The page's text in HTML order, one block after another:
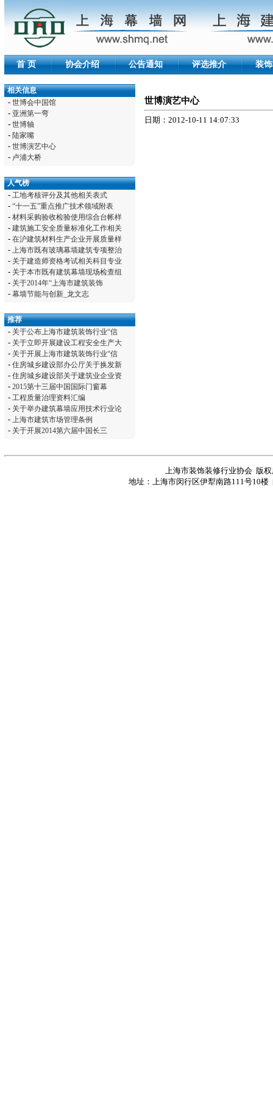
首 页 协会介绍 公告通知 评选推介 装
相关信息
- 世博会中国馆
- 亚洲第一弯
- 世博轴
- 陆家嘴
- 世博演艺中心
- 卢浦大桥
人气榜
- 工地考核评分及其他相关表式
- “十一五”重点推广技术领域附表
- 材料采购验收检验使用综合台帐样
- 建筑施工安全质量标准化工作相关
- 在沪建筑材料生产企业开展质量样
- 上海市既有玻璃幕墙建筑专项整治
- 关于建造师资格考试相关科目专业
- 关于本市既有建筑幕墙现场检查组
- 关于2014年“上海市建筑装饰
- 幕墙节能与创新_龙文志
推荐
- 关于公布上海市建筑装饰行业“信
- 关于立即开展建设工程安全生产大
- 关于开展上海市建筑装饰行业“信
- 住房城乡建设部办公厅关于换发新
- 住房城乡建设部关于建筑业企业资
- 2015第十三届中国国际门窗幕
- 工程质量治理资料汇编
- 关于举办建筑幕墙应用技术行业论
- 上海市建筑市场管理条例
- 关于开展2014第六届中国长三
世博演艺中心
日期：2012-10-11 14:07:33
上海市装饰装修行业协会 版
地址：上海市闵行区伊犁南路111号10